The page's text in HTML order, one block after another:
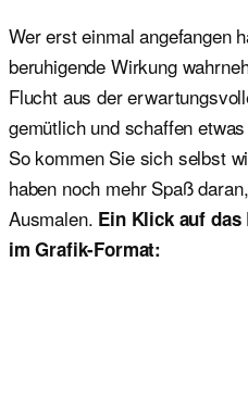
Wer erst einmal angefangen
beruhigende Wirkung
Flucht aus der
gemütlich und schaffen
So kommen Sie sich selbst
haben noch mehr Spaß
Ausmalen. Ein Klick auf
im Grafik-Format: